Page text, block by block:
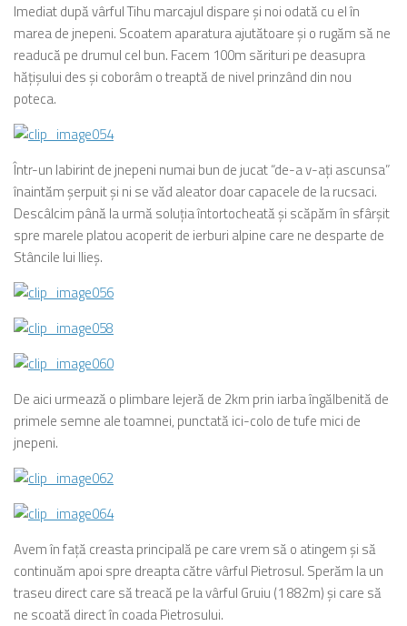
Imediat după vârful Tihu marcajul dispare şi noi odată cu el în
marea de jnepeni. Scoatem aparatura ajutătoare şi o rugăm să ne
readucă pe drumul cel bun. Facem 100m sărituri pe deasupra
hăţişului des şi coborâm o treaptă de nivel prinzând din nou
poteca.
Într-un labirint de jnepeni numai bun de jucat “de-a v-aţi ascunsa”
înaintăm şerpuit şi ni se văd aleator doar capacele de la rucsaci.
Descâlcim până la urmă soluţia întortocheată şi scăpăm în sfârşit
spre marele platou acoperit de ierburi alpine care ne desparte de
Stâncile lui Ilieş.
De aici urmează o plimbare lejeră de 2km prin iarba îngălbenită de
primele semne ale toamnei, punctată ici-colo de tufe mici de
jnepeni.
Avem în faţă creasta principală pe care vrem să o atingem şi să
continuăm apoi spre dreapta către vârful Pietrosul. Sperăm la un
traseu direct care să treacă pe la vârful Gruiu (1 882m) şi care să
ne scoată direct în coada Pietrosului.